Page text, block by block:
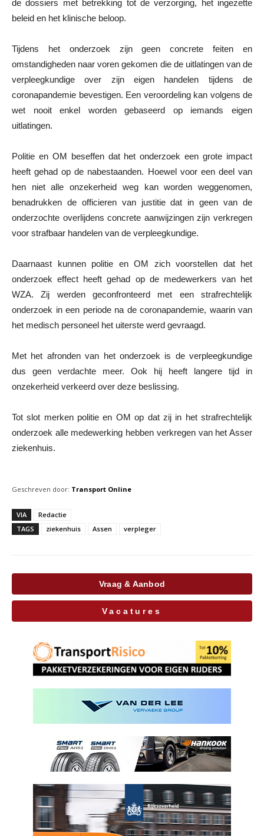
de dossiers met betrekking tot de verzorging, het ingezette
beleid en het klinische beloop.
Tijdens het onderzoek zijn geen concrete feiten en
omstandigheden naar voren gekomen die de uitlatingen van de
verpleegkundige over zijn eigen handelen tijdens de
coronapandemie bevestigen. Een veroordeling kan volgens de
wet nooit enkel worden gebaseerd op iemands eigen
uitlatingen.
Politie en OM beseffen dat het onderzoek een grote impact
heeft gehad op de nabestaanden. Hoewel voor een deel van
hen niet alle onzekerheid weg kan worden weggenomen,
benadrukken de officieren van justitie dat in geen van de
onderzochte overlijdens concrete aanwijzingen zijn verkregen
voor strafbaar handelen van de verpleegkundige.
Daarnaast kunnen politie en OM zich voorstellen dat het
onderzoek effect heeft gehad op de medewerkers van het
WZA. Zij werden geconfronteerd met een strafrechtelijk
onderzoek in een periode na de coronapandemie, waarin van
het medisch personeel het uiterste werd gevraagd.
Met het afronden van het onderzoek is de verpleegkundige
dus geen verdachte meer. Ook hij heeft langere tijd in
onzekerheid verkeerd over deze beslissing.
Tot slot merken politie en OM op dat zij in het strafrechtelijk
onderzoek alle medewerking hebben verkregen van het Asser
ziekenhuis.
Geschreven door: Transport Online
VIA
Redactie
TAGS
ziekenhuis Assen verpleger
Vraag & Aanbod
Vacatures